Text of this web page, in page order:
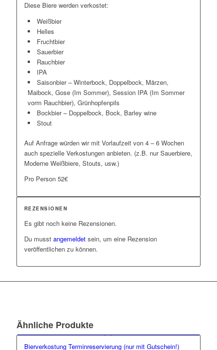
Diese Biere werden verkostet:
Weißbier
Helles
Fruchtbier
Sauerbier
Rauchbier
IPA
Saisonbier – Winterbock, Doppelbock, Märzen,
Maibock, Gose (Im Sommer), Session IPA (Im Sommer
vorm Rauchbier), Grünhopfenpils
Bockbier – Doppelbock, Bock, Barley wine
Stout
Auf Anfrage würden wir mit Vorlaufzeit von 4 – 6 Wochen
auch spezielle Verkostungen anbieten. (z.B. nur Sauerbiere,
Moderne Weißbiere, Stouts, usw.)
Pro Person 52€
REZENSIONEN
Es gibt noch keine Rezensionen.
Du musst angemeldetsein, um eine Rezension
veröffentlichen zu können.
Ähnliche Produkte
Bierverkostung Terminreservierung (nur mit Gutschein!)